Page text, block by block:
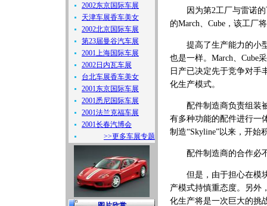
2002东京国际车展
天津车展香车美女
2002北京国际车展
第23届曼谷汽车展
2001上海国际车展
2002日内瓦车展
台北车展香车美女
2001东京国际车展
2001悉尼国际车展
2001法兰克福车展
2001长春汽博会
>>更多车展专题
因为第2工厂与雷诺的
的March、Cube，该工厂
提高了生产能力的小型
也是一样。March、Cube
日产已决定先于竞争对手
化生产模式。
配件制造商负责组装被
有多种功能的配件进行一
制造“Skyline”以来，开始
配件制造商的合作必
但是，由于担心在模块
产模式持慎重态度。另外
化生产将是一次巨大的挑